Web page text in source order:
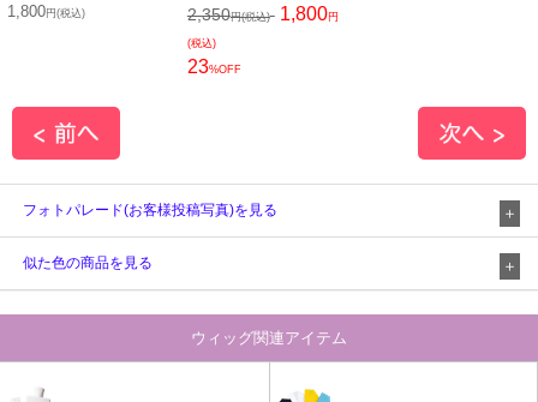
1,800円(税込) 2,350円(税込) 1,800円
(税込)
23%OFF
フォトパレード(お客様投稿写真)を見る
似た色の商品を見る
ウィッグ関連アイテム